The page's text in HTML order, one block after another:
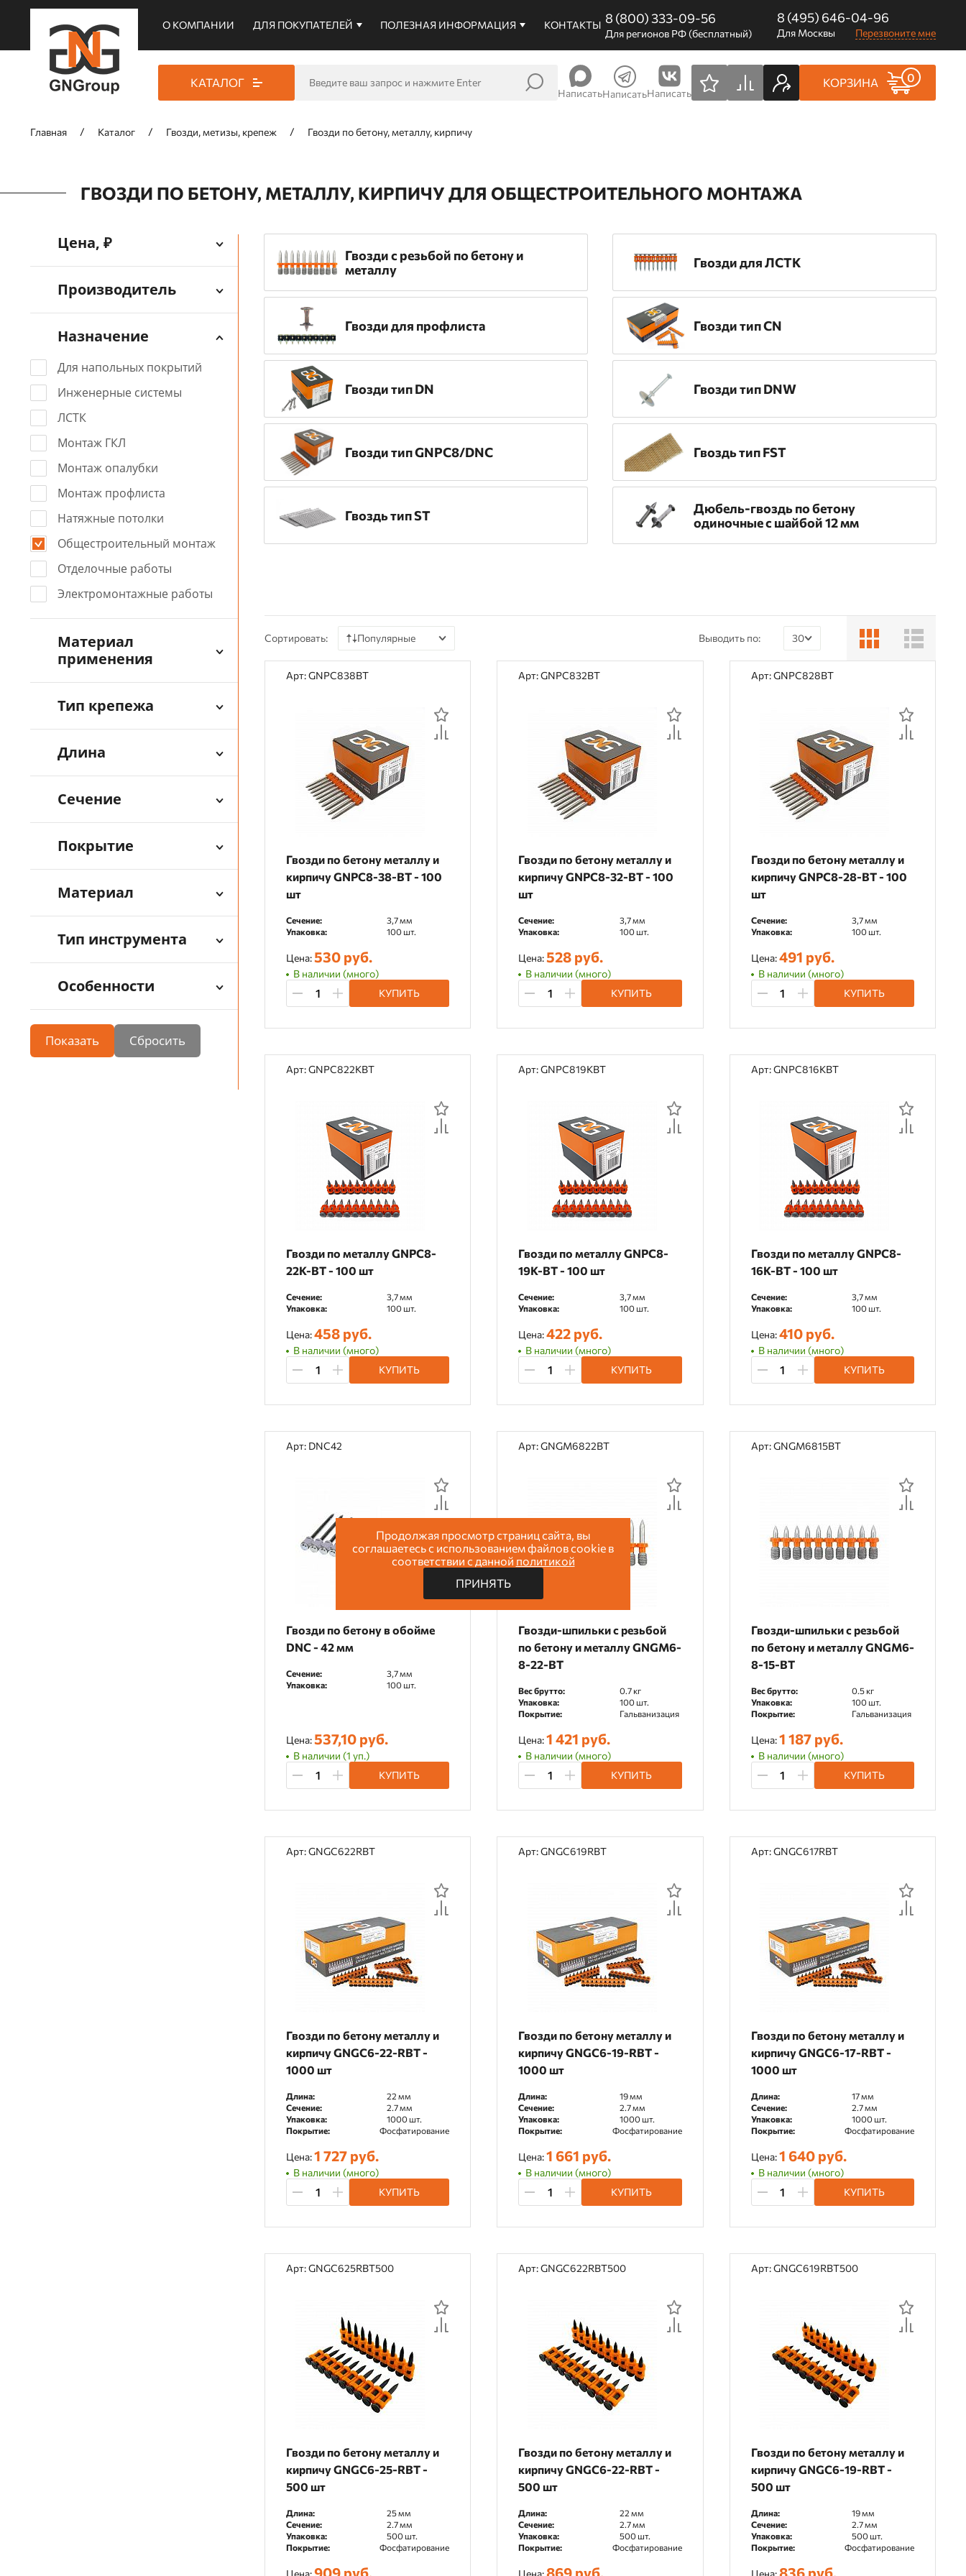
О КОМПАНИИ ДЛЯ ПОКУПАТЕЛЕЙ ПОЛЕЗНАЯ ИНФОРМАЦИЯ КОНТАКТЫ 8 (800) 333-09-56
Для регионов РФ (бесплатный)
8 (495) 646-04-96
Для Москвы Перезвоните мне
КАТАЛОГ
НаписатьНаписатьНаписать
КОРЗИНА 0
Главная Каталог Гвозди, метизы, крепеж Гвозди по бетону, металлу, кирпичу
ГВОЗДИ ПО БЕТОНУ, МЕТАЛЛУ, КИРПИЧУ ДЛЯ ОБЩЕСТРОИТЕЛЬНОГО МОНТАЖА
Цена, ₽
Производитель
Назначение
Для напольных покрытий
Инженерные системы
ЛСТК
Монтаж ГКЛ
Монтаж опалубки
Монтаж профлиста
Натяжные потолки
Общестроительный монтаж
Отделочные работы
Электромонтажные работы
Материал
применения
Тип крепежа
Длина
Сечение
Покрытие
Материал
Тип инструмента
Особенности
Показать
Гвозди c резьбой по бетону и
металлу
Гвозди для ЛСТК
Гвозди для профлиста Гвозди тип CN
Гвозди тип DN Гвозди тип DNW
Гвозди тип GNPC8/DNC Гвоздь тип FST
Гвоздь тип ST
Дюбель-гвоздь по бетону
одиночные с шайбой 12 мм
Сортировать: Популярные
По цене
По отзывам
Выводить по:
30
30
Арт: GNPC838BT
Гвозди по бетону металлу и
кирпичу GNPC8-38-BT - 100
шт
Сечение:
3,7 мм
Упаковка:
100 шт.
Цена:530 руб.
В наличии (много)
КУПИТЬ
Арт: GNPC832BT
Гвозди по бетону металлу и
кирпичу GNPC8-32-BT - 100
шт
Сечение:
3,7 мм
Упаковка:
100 шт.
Цена:528 руб.
В наличии (много)
КУПИТЬ
Арт: GNPC828BT
Гвозди по бетону металлу и
кирпичу GNPC8-28-BT - 100
шт
Сечение:
3,7 мм
Упаковка:
100 шт.
Цена:491 руб.
В наличии (много)
КУПИТЬ
Арт: GNPC822KBT
Гвозди по металлу GNPC8-
22K-BT - 100 шт
Сечение:
3,7 мм
Упаковка:
100 шт.
Цена:458 руб.
В наличии (много)
КУПИТЬ
Арт: GNPC819KBT
Гвозди по металлу GNPC8-
19K-BT - 100 шт
Сечение:
3,7 мм
Упаковка:
100 шт.
Цена:422 руб.
В наличии (много)
КУПИТЬ
Арт: GNPC816KBT
Гвозди по металлу GNPC8-
16K-BT - 100 шт
Сечение:
3,7 мм
Упаковка:
100 шт.
Цена:410 руб.
В наличии (много)
КУПИТЬ
Арт: DNC42
Гвозди по бетону в обойме
DNC - 42 мм
Сечение:
3,7 мм
Упаковка:
100 шт.
Цена:537,10 руб.
В наличии (1 уп.)
КУПИТЬ
Арт: GNGM6822BT
Гвозди-шпильки c резьбой
по бетону и металлу GNGM6-
8-22-BT
Вес брутто:
0.7 кг
Упаковка:
100 шт.
Покрытие:
Гальванизация
Цена:1 421 руб.
В наличии (много)
КУПИТЬ
Арт: GNGM6815BT
Гвозди-шпильки c резьбой
по бетону и металлу GNGM6-
8-15-BT
Вес брутто:
0.5 кг
Упаковка:
100 шт.
Покрытие:
Гальванизация
Цена:1 187 руб.
В наличии (много)
КУПИТЬ
Арт: GNGC622RBT
Гвозди по бетону металлу и
кирпичу GNGC6-22-RBT -
1000 шт
Длина:
22 мм
Сечение:
2.7 мм
Упаковка:
1000 шт.
Покрытие:
Фосфатирование
Цена:1 727 руб.
В наличии (много)
КУПИТЬ
Арт: GNGC619RBT
Гвозди по бетону металлу и
кирпичу GNGC6-19-RBT -
1000 шт
Длина:
19 мм
Сечение:
2.7 мм
Упаковка:
1000 шт.
Покрытие:
Фосфатирование
Цена:1 661 руб.
В наличии (много)
КУПИТЬ
Арт: GNGC617RBT
Гвозди по бетону металлу и
кирпичу GNGC6-17-RBT -
1000 шт
Длина:
17 мм
Сечение:
2.7 мм
Упаковка:
1000 шт.
Покрытие:
Фосфатирование
Цена:1 640 руб.
В наличии (много)
КУПИТЬ
Арт: GNGC625RBT500
Гвозди по бетону металлу и
кирпичу GNGC6-25-RBT -
500 шт
Длина:
25 мм
Сечение:
2.7 мм
Упаковка:
500 шт.
Покрытие:
Фосфатирование
Цена:909 руб.
Арт: GNGC622RBT500
Гвозди по бетону металлу и
кирпичу GNGC6-22-RBT -
500 шт
Длина:
22 мм
Сечение:
2.7 мм
Упаковка:
500 шт.
Покрытие:
Фосфатирование
Цена:869 руб.
Арт: GNGC619RBT500
Гвозди по бетону металлу и
кирпичу GNGC6-19-RBT -
500 шт
Длина:
19 мм
Сечение:
2.7 мм
Упаковка:
500 шт.
Покрытие:
Фосфатирование
Цена:836 руб.
Продолжая просмотр страниц сайта, вы
соглашаетесь с использованием файлов cookie в
соответствии с данной политикой
ПРИНЯТЬ